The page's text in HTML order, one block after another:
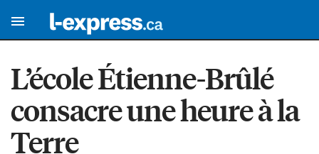
L’école Étienne-Brûlé
consacre une heure à la
Terre